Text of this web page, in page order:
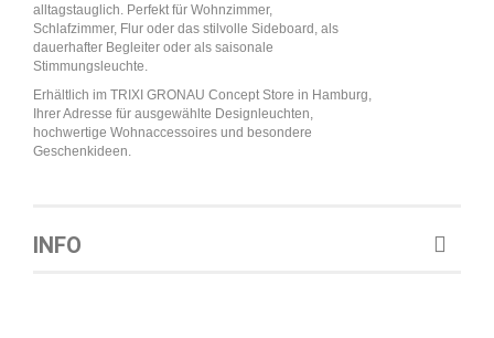
alltagstauglich. Perfekt für Wohnzimmer,
Schlafzimmer, Flur oder das stilvolle Sideboard, als
dauerhafter Begleiter oder als saisonale
Stimmungsleuchte.
Erhältlich im TRIXI GRONAU Concept Store in Hamburg,
Ihrer Adresse für ausgewählte Designleuchten,
hochwertige Wohnaccessoires und besondere
Geschenkideen.
INFO